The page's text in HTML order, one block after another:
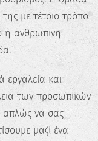
της με τέτοιο τρόπο
η ανθρώπινη
εργαλεία και
των προσωπικών
απλώς να σας
μαζί ένα